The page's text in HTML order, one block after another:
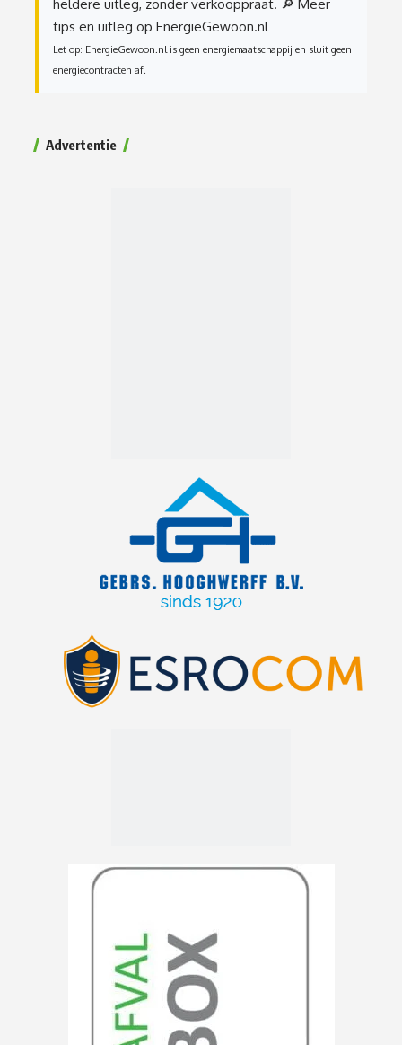
heldere uitleg, zonder verkooppraat. 🔎 Meer
tips en uitleg op EnergieGewoon.nl
Let op: EnergieGewoon.nl is geen energiemaatschappij en sluit geen
energiecontracten af.
Advertentie